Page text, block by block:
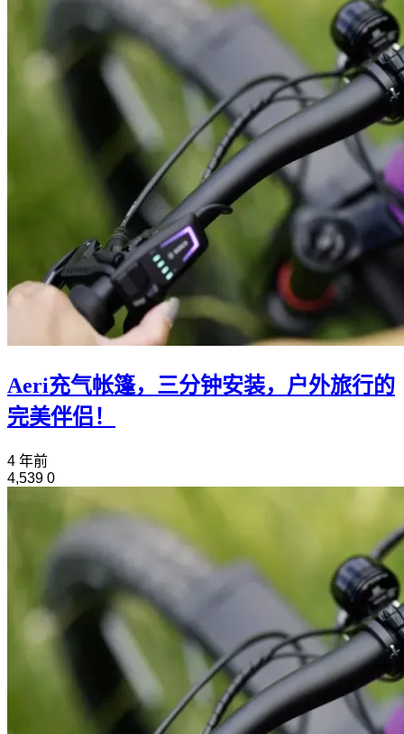
Aeri充气帐篷，三分钟安装，户外旅行的
完美伴侣！
4 年前
4,539 0